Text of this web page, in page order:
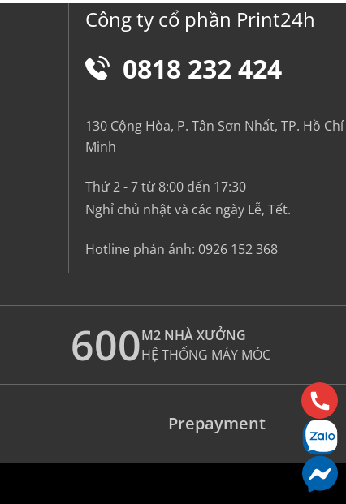
Công ty cổ phần Print24h
0818 232 424
130 Cộng Hòa, P. Tân Sơn Nhất, TP. Hồ Chí
Minh
Thứ 2 - 7 từ 8:00 đến 17:30
Nghỉ chủ nhật và các ngày Lễ, Tết.
Hotline phản ánh: 0926 152 368
600M2 NHÀ XƯỞNG
HỆ THỐNG MÁY MÓC
Prepayment